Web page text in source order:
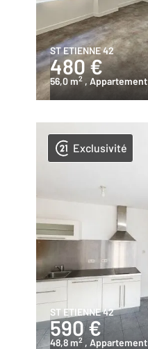
ST ETIENNE 42
480 €
56,0 m2 , Appartement
Exclusivité
ST ETIENNE 42
590 €
48,8 m2 , Appartement